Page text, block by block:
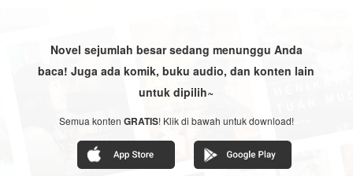
Novel sejumlah besar sedang menunggu Anda
baca! Juga ada komik, buku audio, dan konten lain
untuk dipilih~
Semua konten GRATIS! Klik di bawah untuk download!